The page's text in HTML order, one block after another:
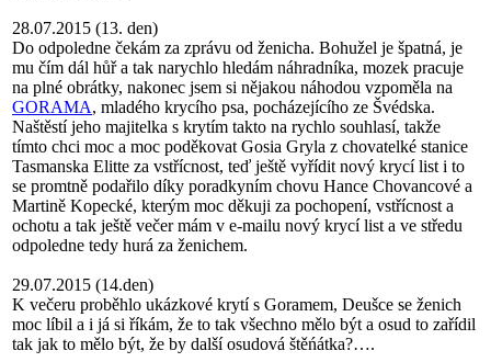
28.07.2015 (13. den)
Do odpoledne čekám za zprávu od ženicha. Bohužel je špatná, je
mu čím dál hůř a tak narychlo hledám náhradníka, mozek pracuje
na plné obrátky, nakonec jsem si nějakou náhodou vzpoměla na
GORAMA, mladého krycího psa, pocházejícího ze Švédska.
Naštěstí jeho majitelka s krytím takto na rychlo souhlasí, takže
tímto chci moc a moc poděkovat Gosia Gryla z chovatelké stanice
Tasmanska Elitte za vstřícnost, teď ještě vyřídit nový krycí list i to
se promtně podařilo díky poradkyním chovu Hance Chovancové a
Martině Kopecké, kterým moc děkuji za pochopení, vstřícnost a
ochotu a tak ještě večer mám v e-mailu nový krycí list a ve středu
odpoledne tedy hurá za ženichem.
29.07.2015 (14.den)
K večeru proběhlo ukázkové krytí s Goramem, Deušce se ženich
moc líbil a i já si říkám, že to tak všechno mělo být a osud to zařídil
tak jak to mělo být, že by další osudová štěńátka?….